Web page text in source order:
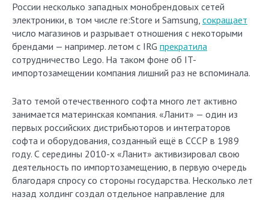
России несколько западных монобрендовых сетей
электроники, в том числе re:Store и Samsung, сокращает
число магазинов и разрывает отношения с некоторыми
брендами — например. летом с IRG прекратила
сотрудничество Lego. На таком фоне об IT-
импортозамещении компания лишний раз не вспоминала.
Зато темой отечественного софта много лет активно
занимается материнская компания. «Ланит» — один из
первых российских дистрибьюторов и интеграторов
софта и оборудования, созданный ещё в СССР в 1989
году. С середины 2010-х «Ланит» активизировал свою
деятельность по импортозамещению, в первую очередь
благодаря спросу со стороны государства. Несколько лет
назад холдинг создал отдельное направление для